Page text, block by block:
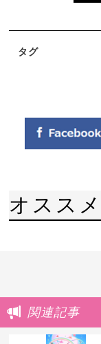
タグ
オススメ
関連記事